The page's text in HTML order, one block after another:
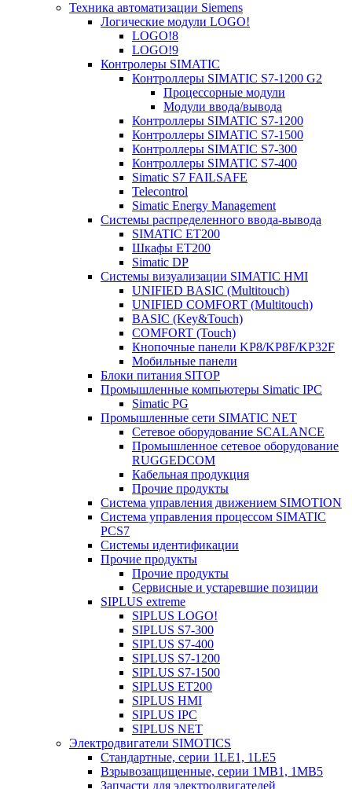
Техника автоматизации Siemens
Логические модули LOGO!
LOGO!8
LOGO!9
Контролеры SIMATIC
Контроллеры SIMATIC S7-1200 G2
Процессорные модули
Модули ввода/вывода
Контроллеры SIMATIC S7-1200
Контроллеры SIMATIC S7-1500
Контроллеры SIMATIC S7-300
Контроллеры SIMATIC S7-400
Simatic S7 FAILSAFE
Telecontrol
Simatic Energy Management
Системы распределенного ввода-вывода
SIMATIC ET200
Шкафы ET200
Simatic DP
Системы визуализации SIMATIC HMI
UNIFIED BASIC (Multitouch)
UNIFIED COMFORT (Multitouch)
BASIC (Key&Touch)
COMFORT (Touch)
Кнопочные панели KP8/KP8F/KP32F
Мобильные панели
Блоки питания SITOP
Промышленные компьютеры Simatic IPC
Simatic PG
Промышленные сети SIMATIC NET
Сетевое оборудование SCALANCE
Промышленное сетевое оборудование
RUGGEDCOM
Кабельная продукция
Прочие продукты
Система управления движением SIMOTION
Система управления процессом SIMATIC
PCS7
Системы идентификации
Прочие продукты
Прочие продукты
Сервисные и устаревшие позиции
SIPLUS extreme
SIPLUS LOGO!
SIPLUS S7-300
SIPLUS S7-400
SIPLUS S7-1200
SIPLUS S7-1500
SIPLUS ET200
SIPLUS HMI
SIPLUS IPC
SIPLUS NET
Электродвигатели SIMOTICS
Стандартные, серии 1LE1, 1LE5
Взрывозащищенные, серии 1MB1, 1MB5
Запчасти для электродвигателей